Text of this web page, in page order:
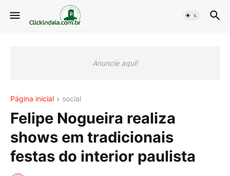
Anuncie aqui!
Página inicial social
Felipe Nogueira realiza
shows em tradicionais
festas do interior paulista